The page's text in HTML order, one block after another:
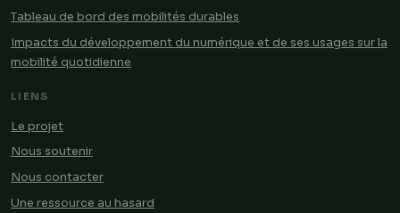
Tableau de bord des mobilités durables
Impacts du développement du numérique et de ses usages sur la
mobilité quotidienne
LIENS
Le projet
Nous soutenir
Nous contacter
Une ressource au hasard